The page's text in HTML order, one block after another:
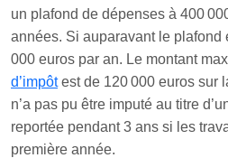
un plafond de dépenses à 400
années. Si auparavant le plafond
000 euros par an. Le montant
d’impôtest de 120 000 euros sur
n’a pas pu être imputé au titre
reportée pendant 3 ans si les
première année.